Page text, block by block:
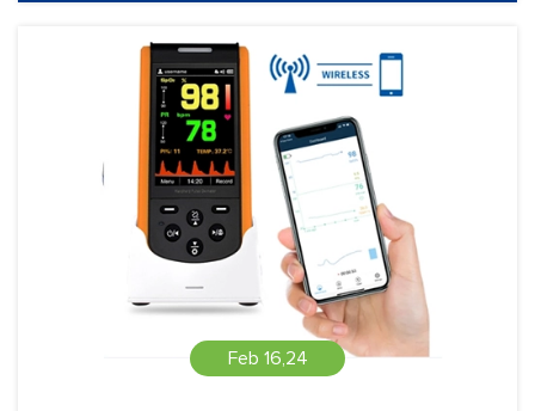
Feb 16,24